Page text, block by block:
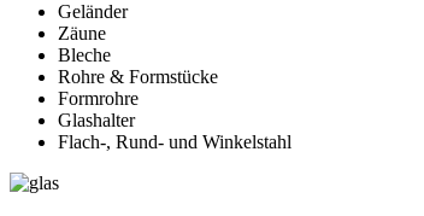
Geländer
Zäune
Bleche
Rohre & Formstücke
Formrohre
Glashalter
Flach-, Rund- und Winkelstahl